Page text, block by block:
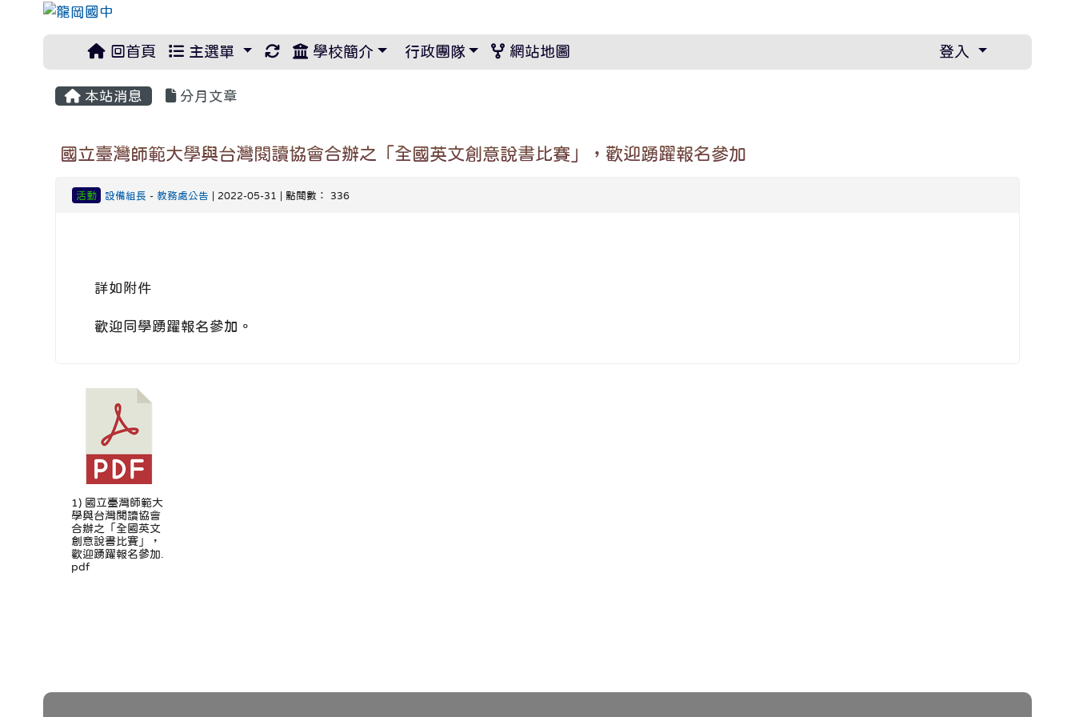
回首頁 主選單 重新取得佈景設定
學校簡介 行政團隊 網站地圖 登入
本站消息 分月文章
國立臺灣師範大學與台灣閱讀協會合辦之「全國英文創意說書比賽」，歡迎踴躍報名參加
活動 設備組長 -教務處公告 | 2022-05-31 | 點閱數： 336
詳如附件
歡迎同學踴躍報名參加。
1) 國立臺灣師範大
學與台灣閱讀協會
合辦之「全國英文
創意說書比賽」，
歡迎踴躍報名參加.
pdf